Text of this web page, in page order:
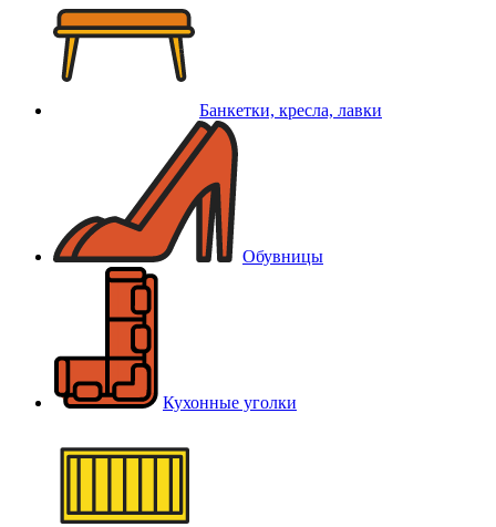
Банкетки, кресла, лавки
Обувницы
Кухонные уголки